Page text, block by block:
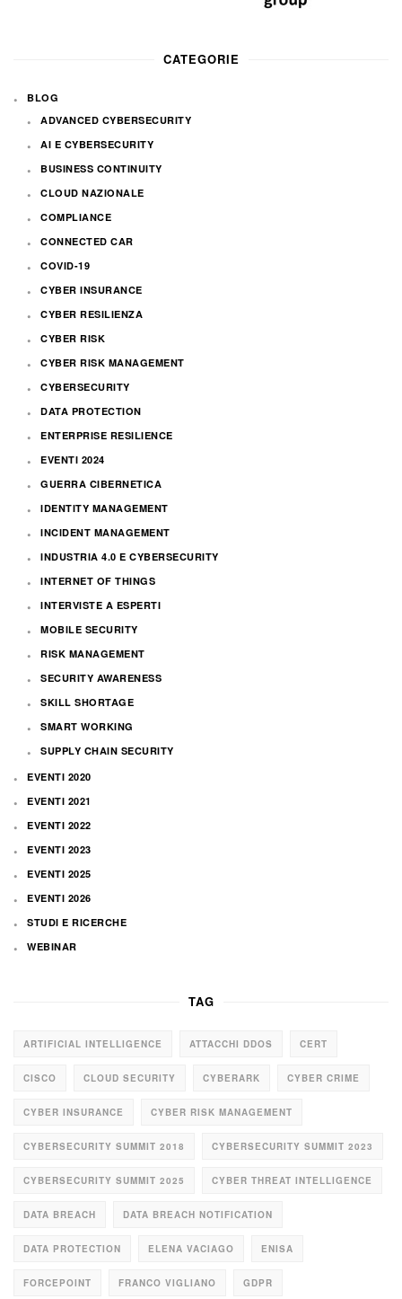
CATEGORIE
BLOG
ADVANCED CYBERSECURITY
AI E CYBERSECURITY
BUSINESS CONTINUITY
CLOUD NAZIONALE
COMPLIANCE
CONNECTED CAR
COVID-19
CYBER INSURANCE
CYBER RESILIENZA
CYBER RISK
CYBER RISK MANAGEMENT
CYBERSECURITY
DATA PROTECTION
ENTERPRISE RESILIENCE
EVENTI 2024
GUERRA CIBERNETICA
IDENTITY MANAGEMENT
INCIDENT MANAGEMENT
INDUSTRIA 4.0 E CYBERSECURITY
INTERNET OF THINGS
INTERVISTE A ESPERTI
MOBILE SECURITY
RISK MANAGEMENT
SECURITY AWARENESS
SKILL SHORTAGE
SMART WORKING
SUPPLY CHAIN SECURITY
EVENTI 2020
EVENTI 2021
EVENTI 2022
EVENTI 2023
EVENTI 2025
EVENTI 2026
STUDI E RICERCHE
WEBINAR
TAG
ARTIFICIAL INTELLIGENCE ATTACCHI DDOS CERT
CISCO CLOUD SECURITY CYBERARK CYBER CRIME
CYBER INSURANCE CYBER RISK MANAGEMENT
CYBERSECURITY SUMMIT 2018 CYBERSECURITY SUMMIT 2023
CYBERSECURITY SUMMIT 2025 CYBER THREAT INTELLIGENCE
DATA BREACH DATA BREACH NOTIFICATION
DATA PROTECTION ELENA VACIAGO ENISA
FORCEPOINT FRANCO VIGLIANO GDPR